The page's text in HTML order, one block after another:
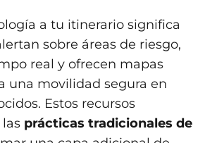
a tu itinerario significa
sobre áreas de riesgo,
real y ofrecen mapas
una movilidad segura en
Estos recursos
prácticas tradicionales de